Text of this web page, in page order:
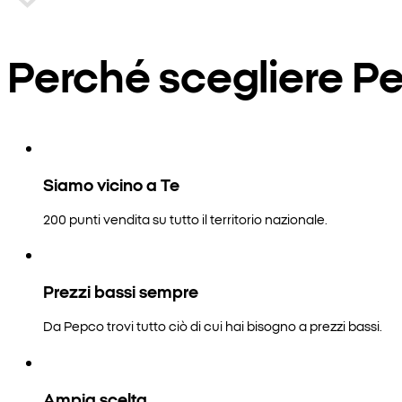
Perché scegliere
Siamo vicino a Te
200 punti vendita su tutto il territorio nazionale.
Prezzi bassi sempre
Da Pepco trovi tutto ciò di cui hai bisogno a prezzi bassi.